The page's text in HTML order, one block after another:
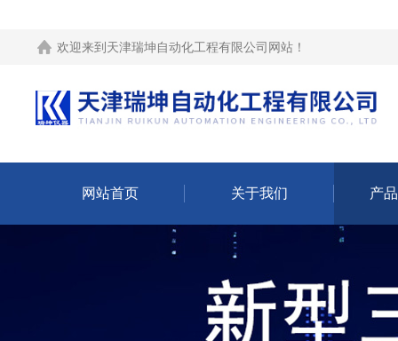
欢迎来到 天津瑞坤自动化工程有限公司网站 ！
网站首页 关于我们 产